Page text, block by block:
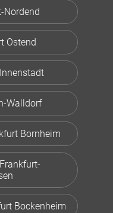
Nordend
Ostend
Walldorf
Bornheim
Bockenheim